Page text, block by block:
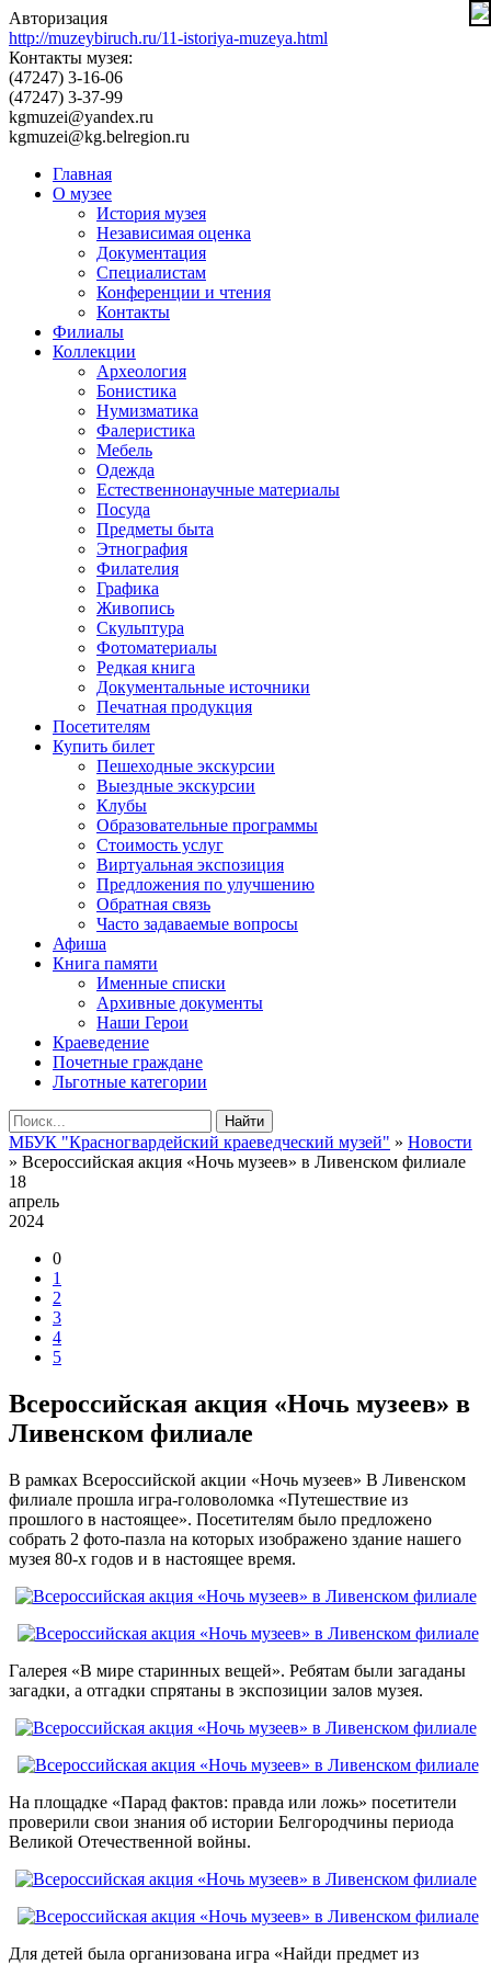
Авторизация
http://muzeybiruch.ru/11-istoriya-muzeya.html
Контакты музея:
(47247) 3-16-06
(47247) 3-37-99
kgmuzei@yandex.ru
kgmuzei@kg.belregion.ru
Главная
О музее
История музея
Независимая оценка
Документация
Специалистам
Конференции и чтения
Контакты
Филиалы
Коллекции
Археология
Бонистика
Нумизматика
Фалеристика
Мебель
Одежда
Естественнонаучные материалы
Посуда
Предметы быта
Этнография
Филателия
Графика
Живопись
Скульптура
Фотоматериалы
Редкая книга
Документальные источники
Печатная продукция
Посетителям
Купить билет
Пешеходные экскурсии
Выездные экскурсии
Клубы
Образовательные программы
Стоимость услуг
Виртуальная экспозиция
Предложения по улучшению
Обратная связь
Часто задаваемые вопросы
Афиша
Книга памяти
Именные списки
Архивные документы
Наши Герои
Краеведение
Почетные граждане
Льготные категории
Найти
МБУК "Красногвардейский краеведческий музей" » Новости
» Всероссийская акция «Ночь музеев» в Ливенском филиале
18
апрель
2024
0
1
2
3
4
5
Всероссийская акция «Ночь музеев» в
Ливенском филиале
В рамках Всероссийской акции «Ночь музеев» В Ливенском
филиале прошла игра-головоломка «Путешествие из
прошлого в настоящее». Посетителям было предложено
собрать 2 фото-пазла на которых изображено здание нашего
музея 80-х годов и в настоящее время.
Галерея «В мире старинных вещей». Ребятам были загаданы
загадки, а отгадки спрятаны в экспозиции залов музея.
На площадке «Парад фактов: правда или ложь» посетители
проверили свои знания об истории Белгородчины периода
Великой Отечественной войны.
Для детей была организована игра «Найди предмет из